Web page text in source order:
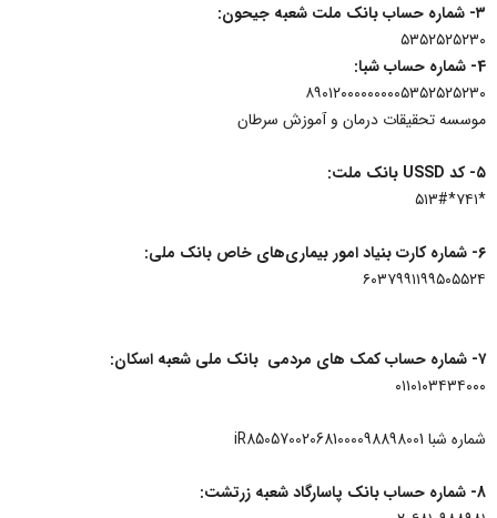
۳- شماره حساب بانک ملت شعبه جیحون:
۵٣۵٢۵٢۵٢٣٠
4- شماره حساب شبا:
٨٩٠١٢٠٠٠٠٠٠٠٠٠۵٣۵٢۵٢۵٢٣٠
موسسه تحقیقات درمان و آموزش سرطان
۵- کد USSD بانک ملت:
*۷۴۱*۵۱۳#
۶- شماره کارت بنیاد امور بیماری‌های خاص بانک ملی:
۶۰۳۷۹۹۱۱۹۹۵۰۵۵۲۴
۷- شماره حساب کمک های مردمی بانک ملی شعبه اسکان:
۰۱۱۰۱۰۳۴۳۴۰۰۰
شماره شبا iR850570020681000098898001
8- شماره حساب بانک پاسارگاد شعبه زرتشت: